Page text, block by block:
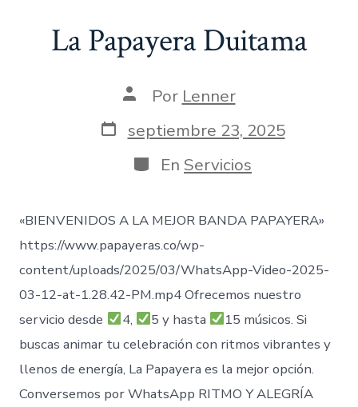
La Papayera Duitama
Autor
la
entrada
Por Lenner
Fecha
de
publicación
septiembre 23, 2025
Categorías
En Servicios
«BIENVENIDOS A LA MEJOR BANDA PAPAYERA»
https://www.papayeras.co/wp-
content/uploads/2025/03/WhatsApp-Video-2025-
03-12-at-1.28.42-PM.mp4 Ofrecemos nuestro
servicio desde
4, 5 y hasta
15 músicos. Si
buscas animar tu celebración con ritmos vibrantes y
llenos de energía, La Papayera es la mejor opción.
Conversemos por WhatsApp RITMO Y ALEGRÍA